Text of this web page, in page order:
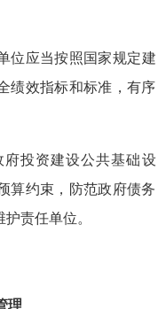
位应当按照国家规定建
绩效指标和标准，有序
投资建设公共基础设
算约束，防范政府债务
责任单位。
理